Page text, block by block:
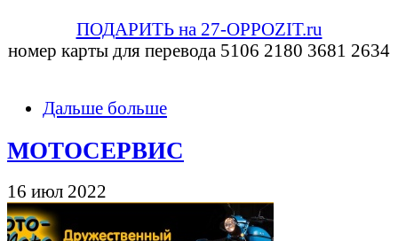
ПОДАРИТЬ на 27-OPPOZIT.ru
номер карты для перевода 5106 2180 3681 2634
Дальше больше
МОТОСЕРВИС
16 июл 2022